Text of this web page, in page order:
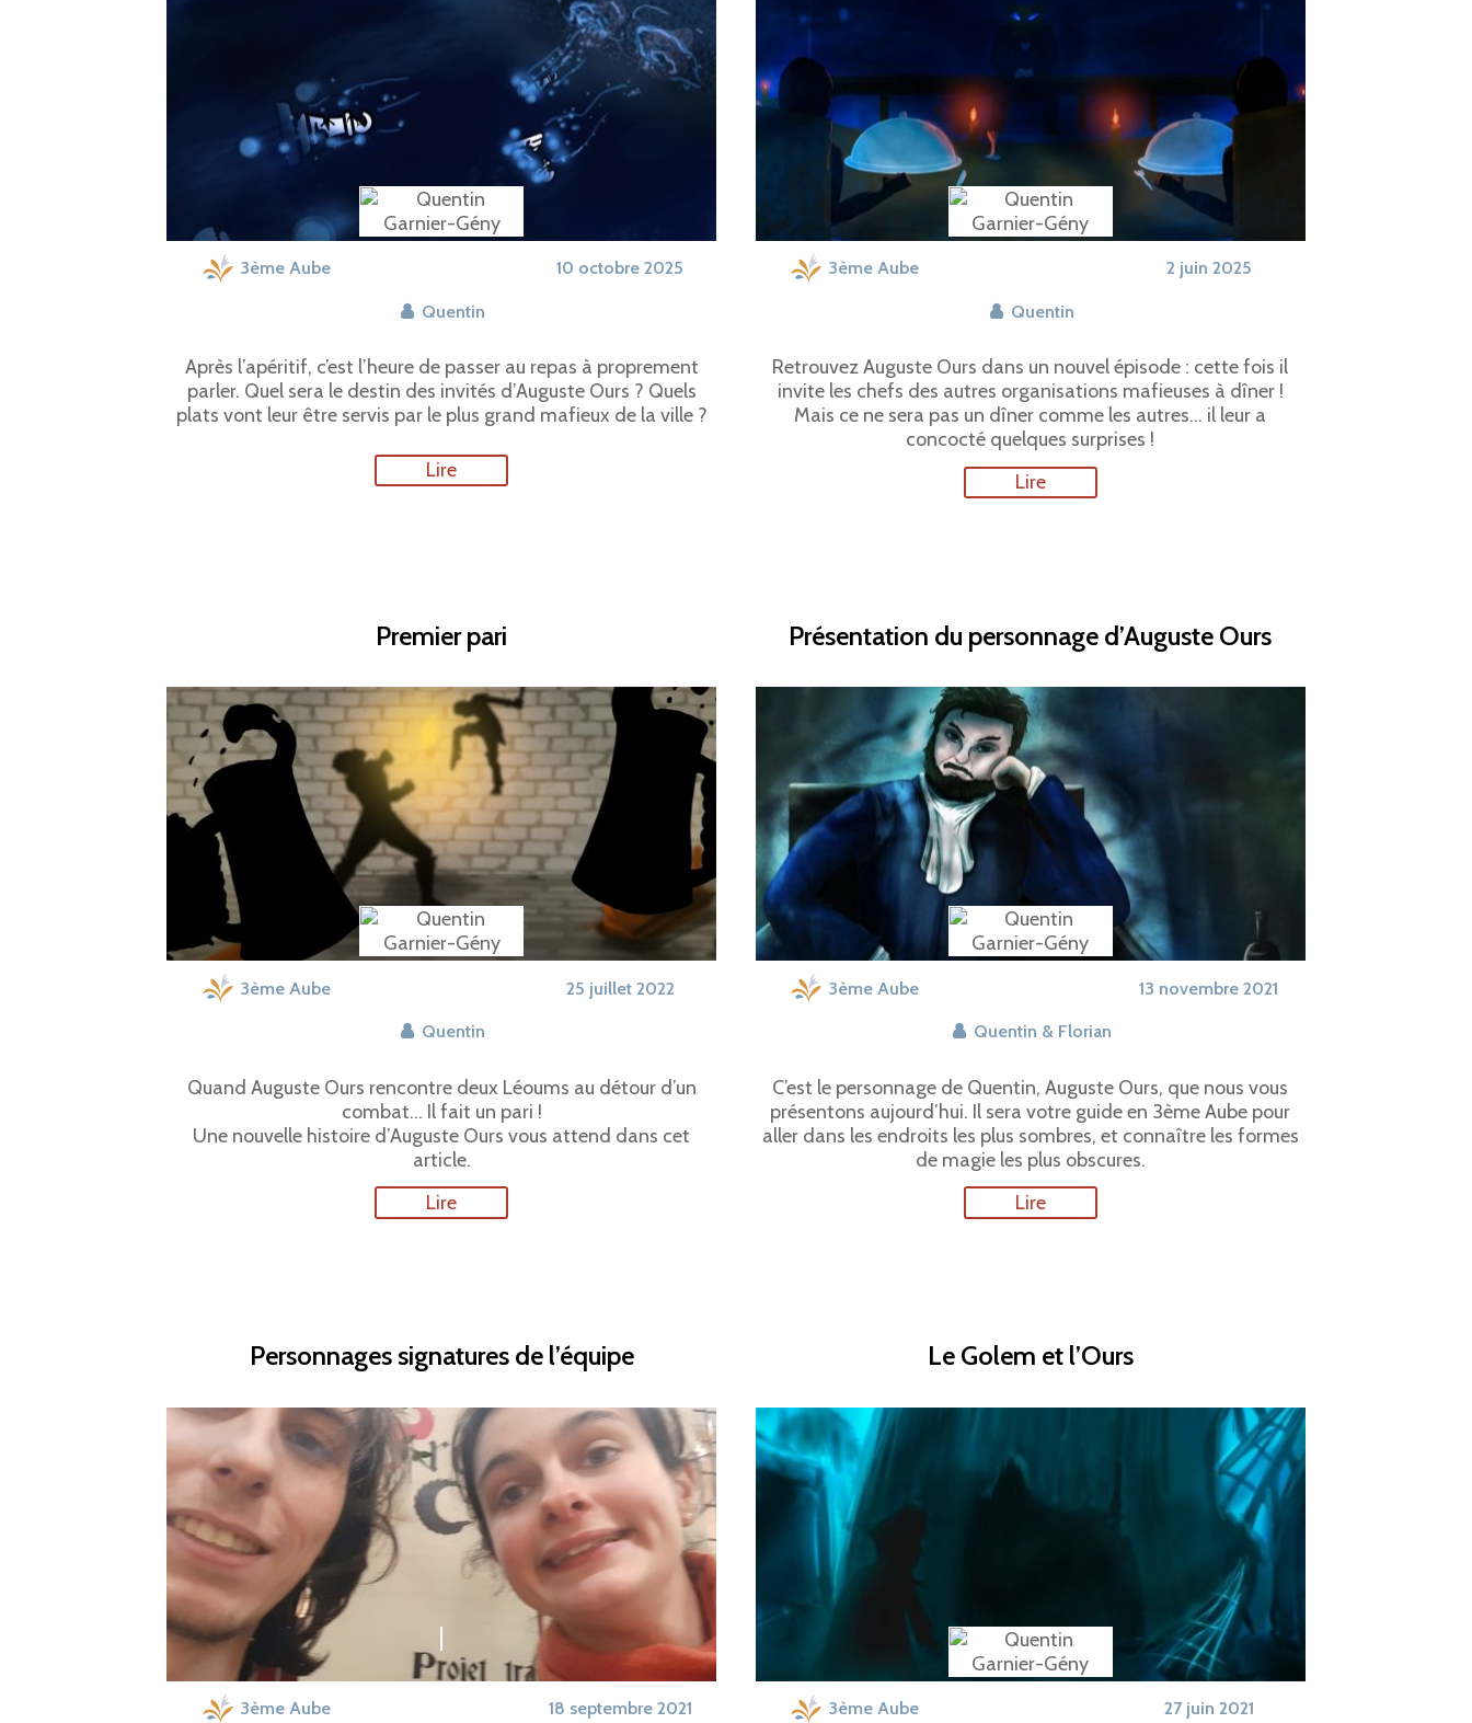
3ème Aube
Quentin
10 octobre 2025
Après l’apéritif, c’est l’heure de passer au repas à proprement
parler. Quel sera le destin des invités d’Auguste Ours ? Quels
plats vont leur être servis par le plus grand mafieux de la ville ?
Lire
3ème Aube
Quentin
2 juin 2025
Retrouvez Auguste Ours dans un nouvel épisode : cette fois il
invite les chefs des autres organisations mafieuses à dîner !
Mais ce ne sera pas un dîner comme les autres… il leur a
concocté quelques surprises !
Lire
Premier pari
3ème Aube
Quentin
25 juillet 2022
Quand Auguste Ours rencontre deux Léoums au détour d’un
combat… Il fait un pari !
Une nouvelle histoire d’Auguste Ours vous attend dans cet
article.
Lire
Présentation du personnage d’Auguste Ours
3ème Aube
Quentin & Florian
13 novembre 2021
C’est le personnage de Quentin, Auguste Ours, que nous vous
présentons aujourd’hui. Il sera votre guide en 3ème Aube pour
aller dans les endroits les plus sombres, et connaître les formes
de magie les plus obscures.
Lire
Personnages signatures de l’équipe
3ème Aube 18 septembre 2021
Le Golem et l’Ours
3ème Aube 27 juin 2021